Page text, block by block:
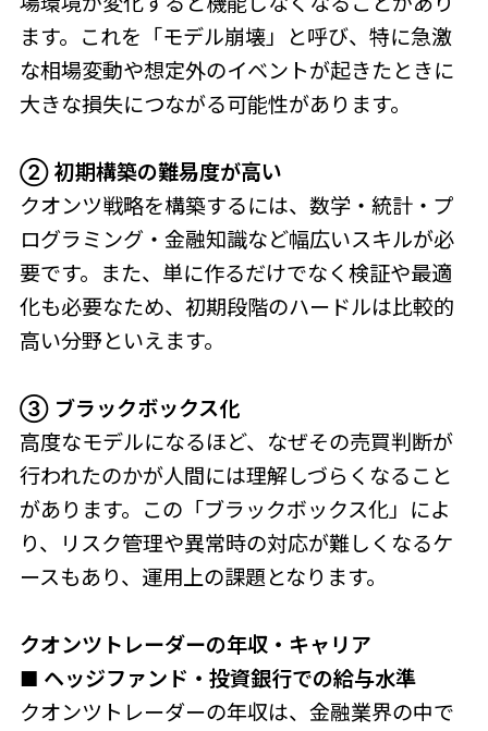
ます。これを「モデル崩壊」と呼び、特に急激
な相場変動や想定外のイベントが起きたときに
大きな損失につながる可能性があります。
② 初期構築の難易度が高い
クオンツ戦略を構築するには、数学・統計・プ
ログラミング・金融知識など幅広いスキルが必
要です。また、単に作るだけでなく検証や最適
化も必要なため、初期段階のハードルは比較的
高い分野といえます。
③ ブラックボックス化
高度なモデルになるほど、なぜその売買判断が
行われたのかが人間には理解しづらくなること
があります。この「ブラックボックス化」によ
り、リスク管理や異常時の対応が難しくなるケ
ースもあり、運用上の課題となります。
クオンツトレーダーの年収・キャリア
■ ヘッジファンド・投資銀行での給与水準
クオンツトレーダーの年収は、金融業界の中で